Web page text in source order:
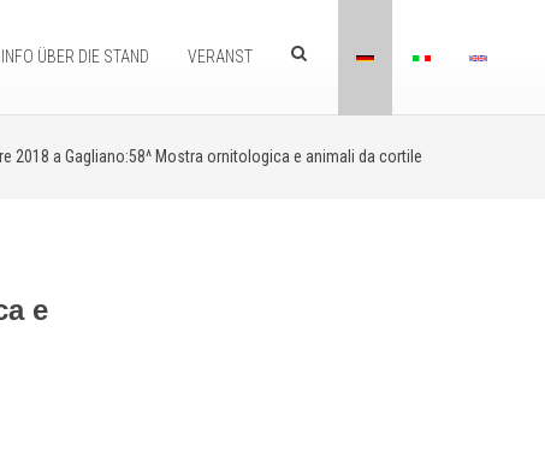
INFO ÜBER DIE STAND VERANST
2018 a Gagliano:58^ Mostra ornitologica e animali da cortile
e